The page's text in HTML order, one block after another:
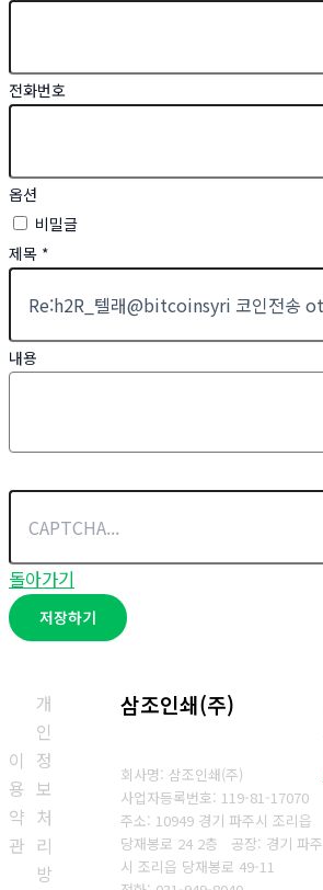
전화번호
옵션
비밀글
제목 *
내용
돌아가기
저장하기
이
용
약
관
개
인
정
보
처
리
방
삼조인쇄(주)
회사명: 삼조인쇄(주)
사업자등록번호: 119-81-17070
주소: 10949 경기 파주시 조리읍
당재봉로 24 2층 공장: 경기 파주
시 조리읍 당재봉로 49-11